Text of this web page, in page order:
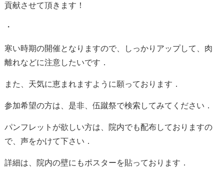
貢献させて頂きます！
・
寒い時期の開催となりますので、しっかりアップして、肉
離れなどに注意したいです．
また、天気に恵まれますように願っております．
参加希望の方は、是非、伍蹴祭で検索してみてください．
パンフレットが欲しい方は、院内でも配布しておりますの
で、声をかけて下さい．
詳細は、院内の壁にもポスターを貼っております．